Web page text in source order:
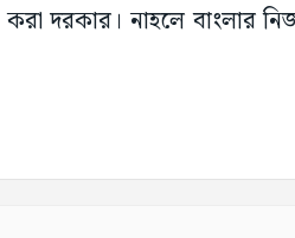
করা দরকার। নাহলে বাংলার